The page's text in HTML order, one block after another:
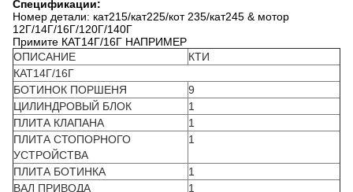
Спецификации:
Номер детали: кат215/кат225/кот 235/кат245 & мотор
12Г/14Г/16Г/120Г/140Г
Примите КАТ14Г/16Г НАПРИМЕР
ОПИСАНИЕ
КТИ
КАТ14Г/16Г
БОТИНОК ПОРШЕНЯ
9
ЦИЛИНДРОВЫЙ БЛОК
1
ПЛИТА КЛАПАНА
1
ПЛИТА СТОПОРНОГО
УСТРОЙСТВА
1
ПЛИТА БОТИНКА
1
ВАЛ ПРИВОДА
1